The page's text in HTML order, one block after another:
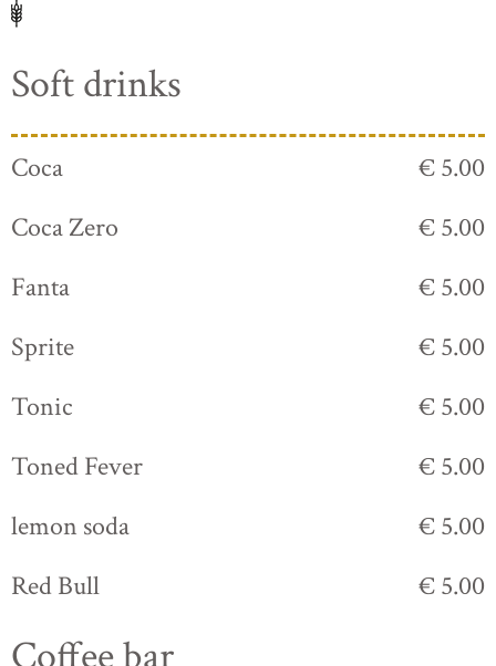
Soft drinks
Coca
€ 5.00
Coca Zero
€ 5.00
Fanta
€ 5.00
Sprite
€ 5.00
Tonic
€ 5.00
Toned Fever
€ 5.00
lemon soda
€ 5.00
Red Bull
€ 5.00